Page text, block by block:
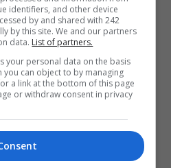
identifiers, and other device
by and shared with 242
by this site. We and our partners
data. List of partners.
your personal data on the basis
you can object to by managing
a link at the bottom of this page
or withdraw consent in privacy